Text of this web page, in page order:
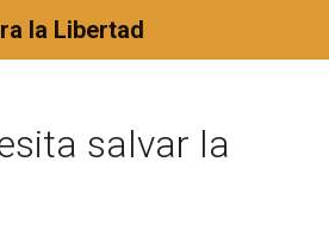
la Libertad
salvar la